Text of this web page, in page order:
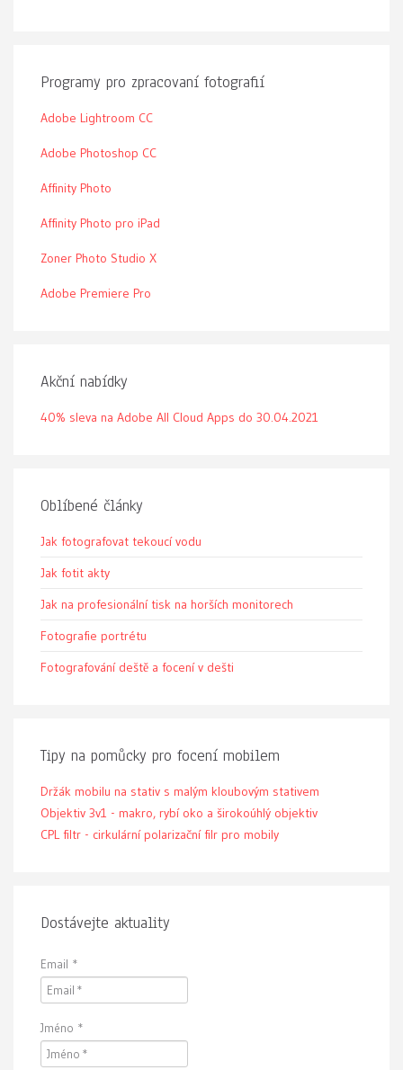
Programy pro zpracovaní fotografií
Adobe Lightroom CC
Adobe Photoshop CC
Affinity Photo
Affinity Photo pro iPad
Zoner Photo Studio X
Adobe Premiere Pro
Akční nabídky
40% sleva na Adobe All Cloud Apps do 30.04.2021
Oblíbené články
Jak fotografovat tekoucí vodu
Jak fotit akty
Jak na profesionální tisk na horších monitorech
Fotografie portrétu
Fotografování deště a focení v dešti
Tipy na pomůcky pro focení mobilem
Držák mobilu na stativ s malým kloubovým stativem
Objektiv 3v1 - makro, rybí oko a širokoúhlý objektiv
CPL filtr - cirkulární polarizační filr pro mobily
Dostávejte aktuality
Email *
Jméno *